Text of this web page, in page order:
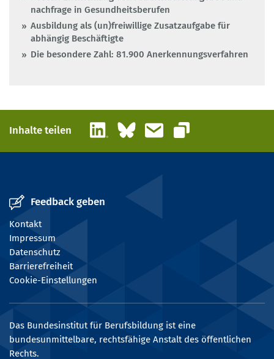
nachfrage in Gesundheitsberufen
Ausbildung als (un)freiwillige Zusatzaufgabe für
abhängig Beschäftigte
Die besondere Zahl: 81.900 Anerkennungsverfahren
Inhalte teilen LinkedInBlueskyE-Mail
Link kopieren
Feedback geben
Kontakt
Impressum
Datenschutz
Barrierefreiheit
Cookie-Einstellungen
Das Bundesinstitut für Berufsbildung ist eine
bundesunmittelbare, rechtsfähige Anstalt des öffentlichen
Rechts.